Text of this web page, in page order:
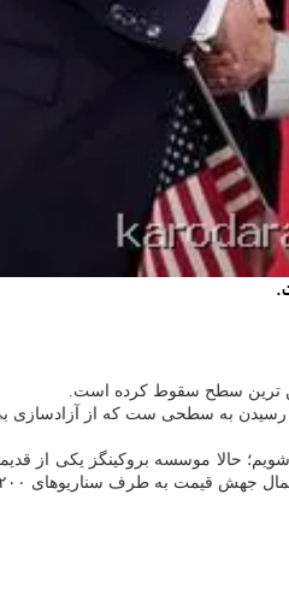
ترین سطح سقوط کرده است.
رسیدن به سطحی ست که از آزادسازی
حالا موسسه بروکینگز یکی از
۲۰۰ دلاری افزایش بیشتر می شود.